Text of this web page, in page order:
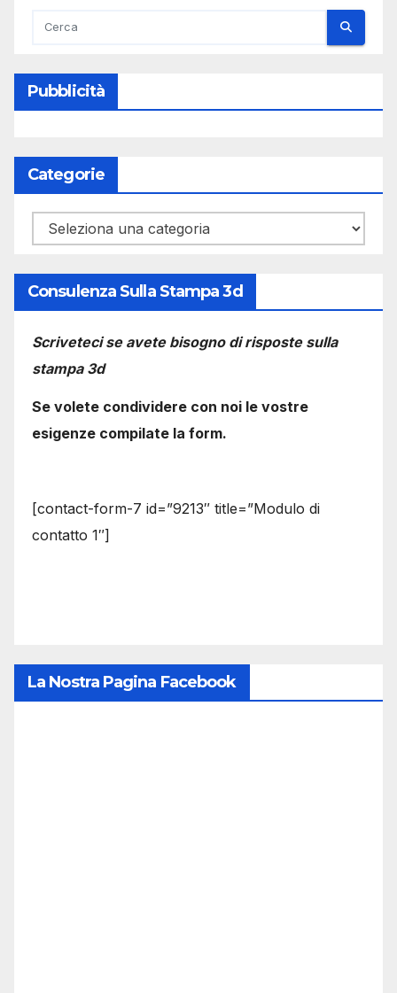
Pubblicità
Categorie
Categorie
Consulenza Sulla Stampa 3d
Scriveteci se avete bisogno di risposte sulla
stampa 3d
Se volete condividere con noi le vostre
esigenze compilate la form.
[contact-form-7 id=”9213″ title=”Modulo di
contatto 1″]
La Nostra Pagina Facebook